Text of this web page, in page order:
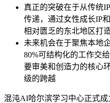
真正的突破在于从传统
传递，通过女性成长IP
相对匮乏的东北地区打
未来机会在于聚焦本地
80%可结构化的工作交
要审美和创造力的核心
级的跨越
混沌AI哈尔滨学习中心正式成